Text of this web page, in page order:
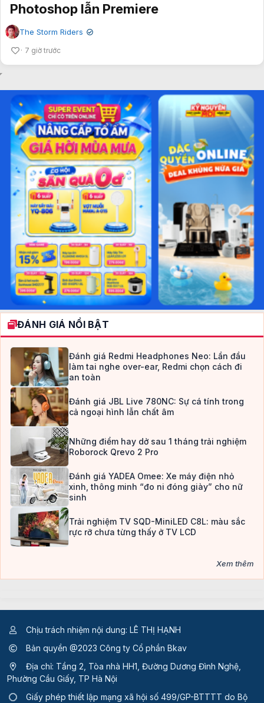
Photoshop lẫn Premiere
The Storm Riders ✔
7 giờ trước
ĐÁNH GIÁ NỔI BẬT
Đánh giá Redmi Headphones Neo: Lần đầu
làm tai nghe over-ear, Redmi chọn cách đi
an toàn
Đánh giá JBL Live 780NC: Sự cá tính trong
cả ngoại hình lẫn chất âm
Những điểm hay dở sau 1 tháng trải nghiệm
Roborock Qrevo 2 Pro
Đánh giá YADEA Omee: Xe máy điện nhỏ
xinh, thông minh “đo ni đóng giày” cho nữ
sinh
Trải nghiệm TV SQD-MiniLED C8L: màu sắc
rực rỡ chưa từng thấy ở TV LCD
Xem thêm
Chịu trách nhiệm nội dung: LÊ THỊ HẠNH
Bản quyền @2023 Công ty Cổ phần Bkav
Địa chỉ: Tầng 2, Tòa nhà HH1, Đường Dương Đình Nghệ,
Phường Cầu Giấy, TP Hà Nội
Giấy phép thiết lập mạng xã hội số 499/GP-BTTTT do Bộ